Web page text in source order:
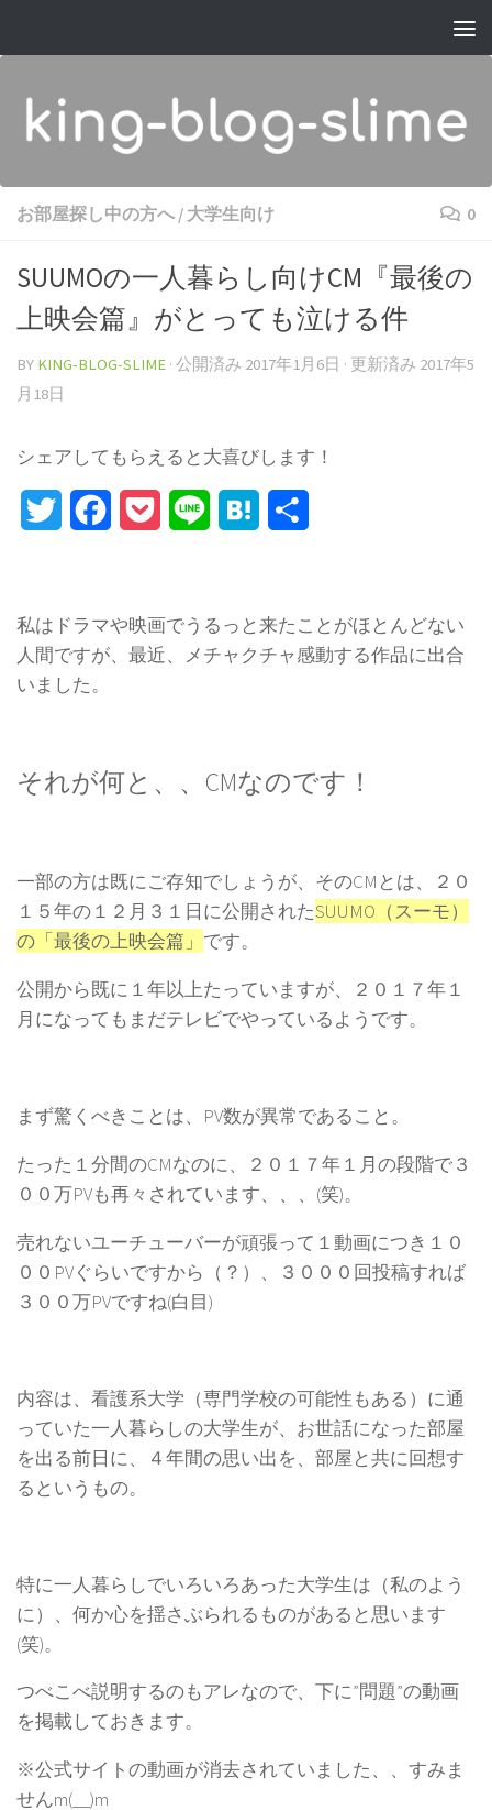
お部屋探し中の方へ / 大学生向け 0
SUUMOの一人暮らし向けCM『最後の
上映会篇』がとっても泣ける件
BY KING-BLOG-SLIME · 公開済み 2017年1月6日 · 更新済み 2017年5
月18日
シェアしてもらえると大喜びします！
Twitter FacebookPocket Line Hatena
私はドラマや映画でうるっと来たことがほとんどない
人間ですが、最近、メチャクチャ感動する作品に出合
いました。
それが何と、、CMなのです！
一部の方は既にご存知でしょうが、そのCMとは、２０
１５年の１２月３１日に公開されたSUUMO（スーモ）
の「最後の上映会篇」 です。
公開から既に１年以上たっていますが、２０１７年１
月になってもまだテレビでやっているようです。
まず驚くべきことは、PV数が異常であること。
たった１分間のCMなのに、２０１７年１月の段階で３
００万PVも再々されています、、、(笑)。
売れないユーチューバーが頑張って１動画につき１０
００PVぐらいですから（？）、３０００回投稿すれば
３００万PVですね(白目)
内容は、看護系大学（専門学校の可能性もある）に通
っていた一人暮らしの大学生が、お世話になった部屋
を出る前日に、４年間の思い出を、部屋と共に回想す
るというもの。
特に一人暮らしでいろいろあった大学生は（私のよう
に）、何か心を揺さぶられるものがあると思います
(笑)。
つべこべ説明するのもアレなので、下に”問題”の動画
を掲載しておきます。
※公式サイトの動画が消去されていました、、すみま
せんm(__)m